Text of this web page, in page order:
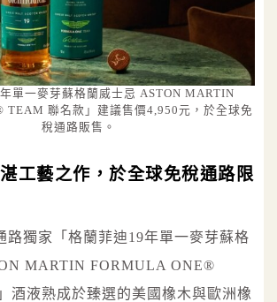
年單一麥芽蘇格蘭威士忌 ASTON MARTIN
TEAM 聯名款」建議售價4,950元，於全球免
稅通路販售。
工藝之作，於全球免稅通路限
路獨家「格蘭菲迪19年單一麥芽蘇格
MARTIN FORMULA ONE®
酒液熟成於臻選的美國橡木與歐洲橡